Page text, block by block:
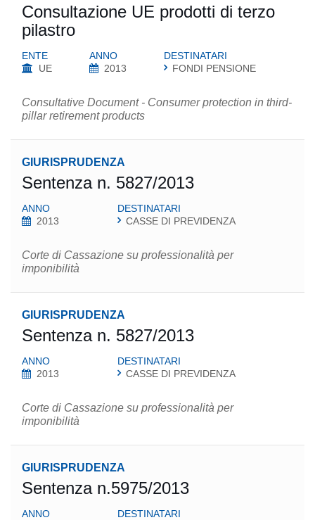
Consultazione UE prodotti di terzo
pilastro
ENTE
UE
ANNO
2013
DESTINATARI
FONDI PENSIONE
Consultative Document - Consumer protection in third-
pillar retirement products
GIURISPRUDENZA
Sentenza n. 5827/2013
ANNO
2013
DESTINATARI
CASSE DI PREVIDENZA
Corte di Cassazione su professionalità per
imponibilità
GIURISPRUDENZA
Sentenza n. 5827/2013
ANNO
2013
DESTINATARI
CASSE DI PREVIDENZA
Corte di Cassazione su professionalità per
imponibilità
GIURISPRUDENZA
Sentenza n.5975/2013
ANNO
DESTINATARI